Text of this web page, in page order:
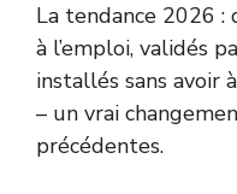
La tendance 2026 :
à l’emploi, validés
installés sans avoir
– un vrai
précédentes.